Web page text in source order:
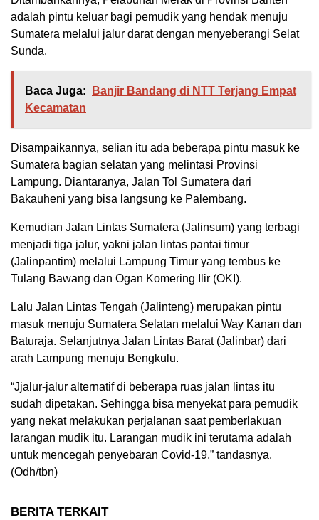
adalah pintu keluar bagi pemudik yang hendak menuju
Sumatera melalui jalur darat dengan menyeberangi Selat
Sunda.
Baca Juga:
Banjir Bandang di NTT Terjang Empat
Kecamatan
Disampaikannya, selian itu ada beberapa pintu masuk ke
Sumatera bagian selatan yang melintasi Provinsi
Lampung. Diantaranya, Jalan Tol Sumatera dari
Bakauheni yang bisa langsung ke Palembang.
Kemudian Jalan Lintas Sumatera (Jalinsum) yang terbagi
menjadi tiga jalur, yakni jalan lintas pantai timur
(Jalinpantim) melalui Lampung Timur yang tembus ke
Tulang Bawang dan Ogan Komering Ilir (OKI).
Lalu Jalan Lintas Tengah (Jalinteng) merupakan pintu
masuk menuju Sumatera Selatan melalui Way Kanan dan
Baturaja. Selanjutnya Jalan Lintas Barat (Jalinbar) dari
arah Lampung menuju Bengkulu.
“Jjalur-jalur alternatif di beberapa ruas jalan lintas itu
sudah dipetakan. Sehingga bisa menyekat para pemudik
yang nekat melakukan perjalanan saat pemberlakuan
larangan mudik itu. Larangan mudik ini terutama adalah
untuk mencegah penyebaran Covid-19,” tandasnya.
(Odh/tbn)
BERITA TERKAIT